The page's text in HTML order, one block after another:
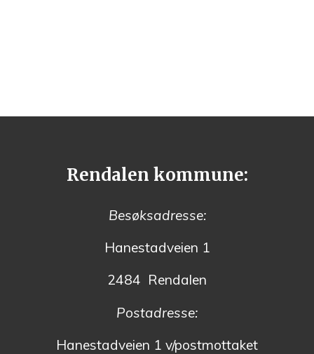
Rendalen kommune:
Besøksadresse:
Hanestadveien 1
2484 Rendalen
Postadresse:
Hanestadveien 1 v/postmottaket